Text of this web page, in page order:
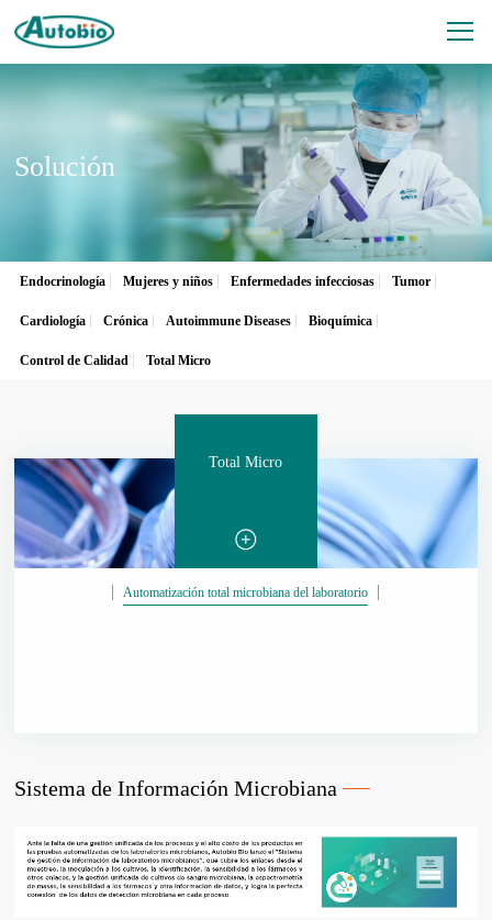
Solución
Endocrinología Mujeres y niños Enfermedades infecciosas Tumor
Cardiología Crónica Autoimmune Diseases Bioquímica
Control de Calidad Total Micro
Total Micro
Automatización total microbiana del laboratorio
Sistema de Información Microbiana